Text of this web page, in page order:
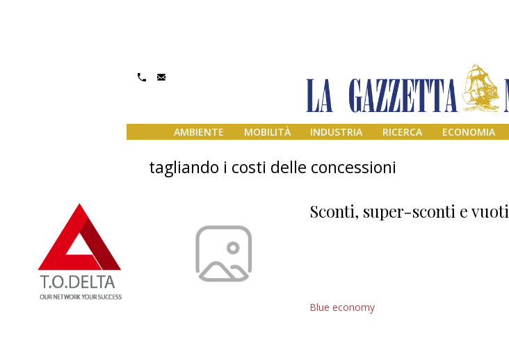
AMBIENTE MOBILITÀ INDUSTRIA RICERCA ECONOMIA
tagliando i costi delle concessioni
Sconti, super-sconti e vuoti
Blue economy